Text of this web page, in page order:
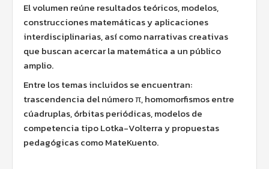
El volumen reúne resultados teóricos, modelos,
construcciones matemáticas y aplicaciones
interdisciplinarias, así como narrativas creativas
que buscan acercar la matemática a un público
amplio.
Entre los temas incluidos se encuentran:
trascendencia del número π, homomorfismos entre
cúadruplas, órbitas periódicas, modelos de
competencia tipo Lotka-Volterra y propuestas
pedagógicas como MateKuento.